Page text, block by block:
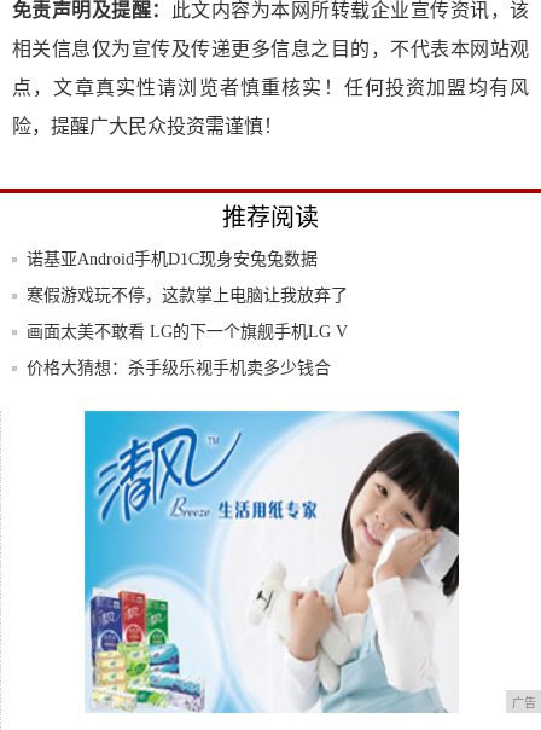
免责声明及提醒：
此文内容为本网所转载企业宣传资讯，该
相关信息仅为宣传及传递更多信息之目的，不代表本网站观
点，文章真实性请浏览者慎重核实！任何投资加盟均有风
险，提醒广大民众投资需谨慎！
推荐阅读
诺基亚Android手机D1C现身安兔兔数据
寒假游戏玩不停，这款掌上电脑让我放弃了
手机游
画面太美不敢看 LG的下一个旗舰手机LG V
价格大猜想：杀手级乐视手机卖多少钱合
签约电竞战队GK，努比亚红魔电竞游戏手
广告